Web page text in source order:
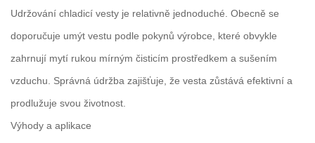
Udržování chladicí vesty je relativně jednoduché. Obecně se
doporučuje umýt vestu podle pokynů výrobce, které obvykle
zahrnují mytí rukou mírným čisticím prostředkem a sušením
vzduchu. Správná údržba zajišťuje, že vesta zůstává efektivní a
prodlužuje svou životnost.
Výhody a aplikace